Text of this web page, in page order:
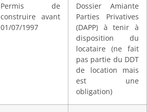
Permis de
construire avant
01/07/1997
Dossier Amiante
Parties Privatives
(DAPP) à tenir à
disposition du
locataire (ne fait
pas partie du DDT
de location mais
est une
obligation)